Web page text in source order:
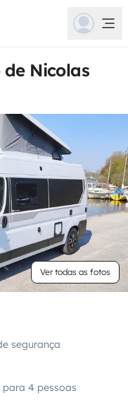
Nicolas
Ver todas as fotos
segurança
4 pessoas